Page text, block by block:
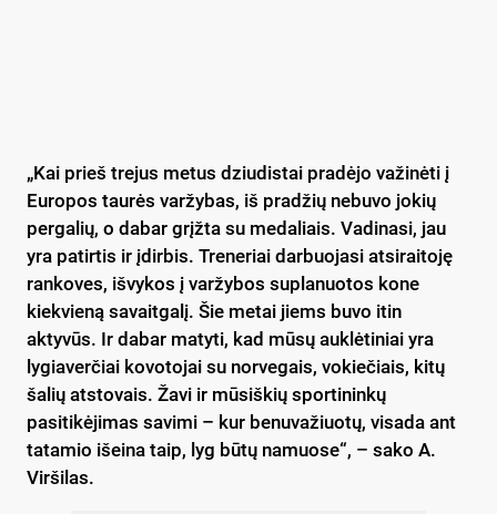
„Kai prieš trejus metus dziudistai pradėjo važinėti į
Europos taurės varžybas, iš pradžių nebuvo jokių
pergalių, o dabar grįžta su medaliais. Vadinasi, jau
yra patirtis ir įdirbis. Treneriai darbuojasi atsiraitoję
rankoves, išvykos į varžybos suplanuotos kone
kiekvieną savaitgalį. Šie metai jiems buvo itin
aktyvūs. Ir dabar matyti, kad mūsų auklėtiniai yra
lygiaverčiai kovotojai su norvegais, vokiečiais, kitų
šalių atstovais. Žavi ir mūsiškių sportininkų
pasitikėjimas savimi – kur benuvažiuotų, visada ant
tatamio išeina taip, lyg būtų namuose“, – sako A.
Viršilas.